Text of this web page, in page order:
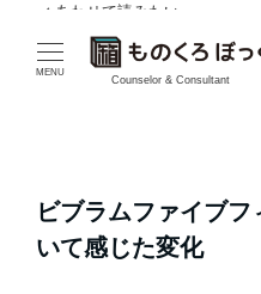
MENU
Counselor & Consultant
ビブラムファイブ
いて感じた変化
✓ あわせて読みたい
✓ あわせて読みたい
✓ あわせて読みたい
✓ あわせて読みたい
✓ あわせて読みたい
✓ あわせて読みたい